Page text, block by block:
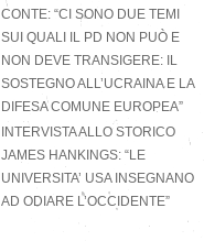
CONTE: “CI SONO DUE TEMI
SUI QUALI IL PD NON PUÒ E
NON DEVE TRANSIGERE: IL
SOSTEGNO ALL’UCRAINA E LA
DIFESA COMUNE EUROPEA”
INTERVISTA ALLO STORICO
JAMES HANKINGS: “LE
UNIVERSITA’ USA INSEGNANO
AD ODIARE L’OCCIDENTE”